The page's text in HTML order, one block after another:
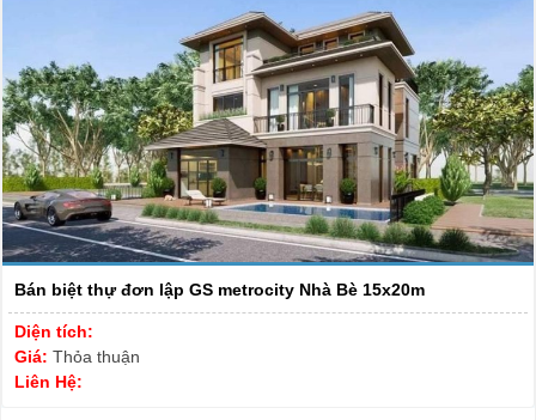
Bán biệt thự đơn lập GS metrocity Nhà Bè 15x20m
Diện tích:
Giá: Thỏa thuận
Liên Hệ: